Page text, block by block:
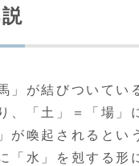
」が結びついて
、「土」＝「場
が喚起されると
「水」を剋する